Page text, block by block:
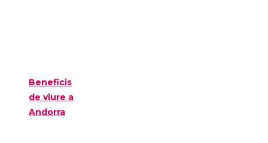
Beneficis
de viure a
Andorra